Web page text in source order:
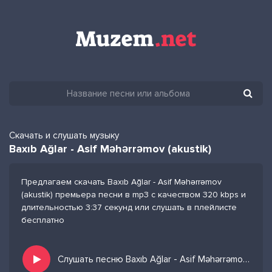
Скачать и слушать музыку
Baxıb Ağlar - Asif Məhərrəmov (akustik)
Предлагаем скачать Baxıb Ağlar - Asif Məhərrəmov
(akustik) премьера песни в mp3 с качеством 320 kbps и
длительностью 3:37 секунд или слушать в плейлисте
бесплатно
Слушать песню Baxıb Ağlar - Asif Məhərrəmov (akustik) и добавить в избранных